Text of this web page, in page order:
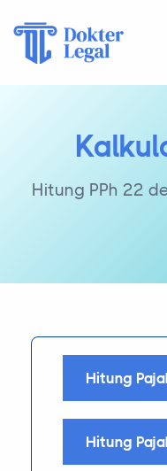
Hitung PPh 22
Hitung
Hitung